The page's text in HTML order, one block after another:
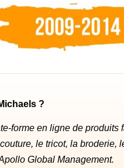
?
forme en ligne de
le tricot, la broderie,
Global Management.